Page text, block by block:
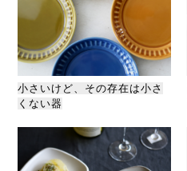
小さいけど、その存在は小さ
くない器